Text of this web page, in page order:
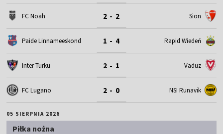
FC Noah 2 - 2 Sion
Paide Linnameeskond 1 - 4 Rapid Wiedeń
Inter Turku 2 - 1 Vaduz
FC Lugano 2 - 0 NSI Runavik
05 SIERPNIA 2026
Piłka nożna